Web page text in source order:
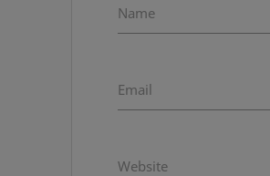
Name
Email
Website